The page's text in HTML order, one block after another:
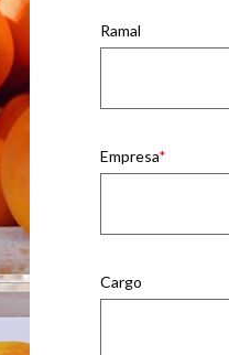
Ramal
Empresa
Cargo